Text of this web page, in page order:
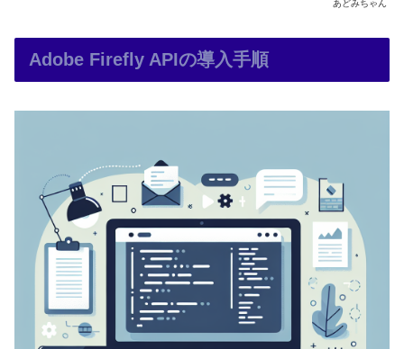
あどみちゃん
Adobe Firefly APIの導入手順